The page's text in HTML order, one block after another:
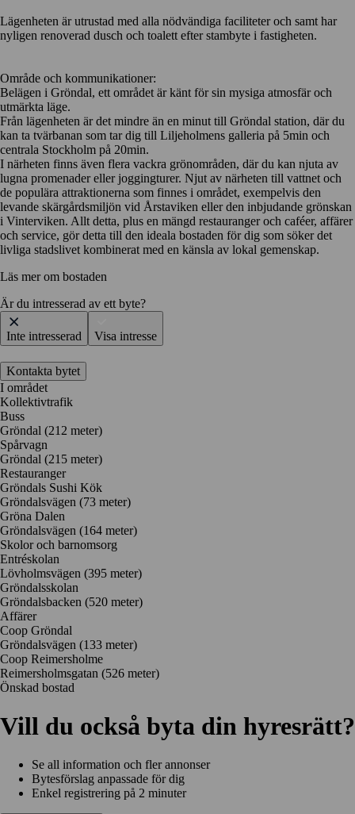
Lägenheten är utrustad med alla nödvändiga faciliteter och samt har
nyligen renoverad dusch och toalett efter stambyte i fastigheten.
Område och kommunikationer:
Belägen i Gröndal, ett området är känt för sin mysiga atmosfär och
utmärkta läge.
Från lägenheten är det mindre än en minut till Gröndal station, där du
kan ta tvärbanan som tar dig till Liljeholmens galleria på 5min och
centrala Stockholm på 20min.
I närheten finns även flera vackra grönområden, där du kan njuta av
lugna promenader eller joggingturer. Njut av närheten till vattnet och
de populära attraktionerna som finnes i området, exempelvis den
levande skärgårdsmiljön vid Årstaviken eller den inbjudande grönskan
i Vinterviken. Allt detta, plus en mängd restauranger och caféer, affärer
och service, gör detta till den ideala bostaden för dig som söker det
livliga stadslivet kombinerat med en känsla av lokal gemenskap.
Läs mer om bostaden
Är du intresserad av ett byte?
Inte intresserad Visa intresse
Kontakta bytet
I området
Kollektivtrafik
Buss
Gröndal (212 meter)
Spårvagn
Gröndal (215 meter)
Restauranger
Gröndals Sushi Kök
Gröndalsvägen (73 meter)
Gröna Dalen
Gröndalsvägen (164 meter)
Skolor och barnomsorg
Entréskolan
Lövholmsvägen (395 meter)
Gröndalsskolan
Gröndalsbacken (520 meter)
Affärer
Coop Gröndal
Gröndalsvägen (133 meter)
Coop Reimersholme
Reimersholmsgatan (526 meter)
Önskad bostad
Vill du också byta din hyresrätt?
Se all information och fler annonser
Bytesförslag anpassade för dig
Enkel registrering på 2 minuter